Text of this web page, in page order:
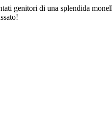
genitori di una splendida